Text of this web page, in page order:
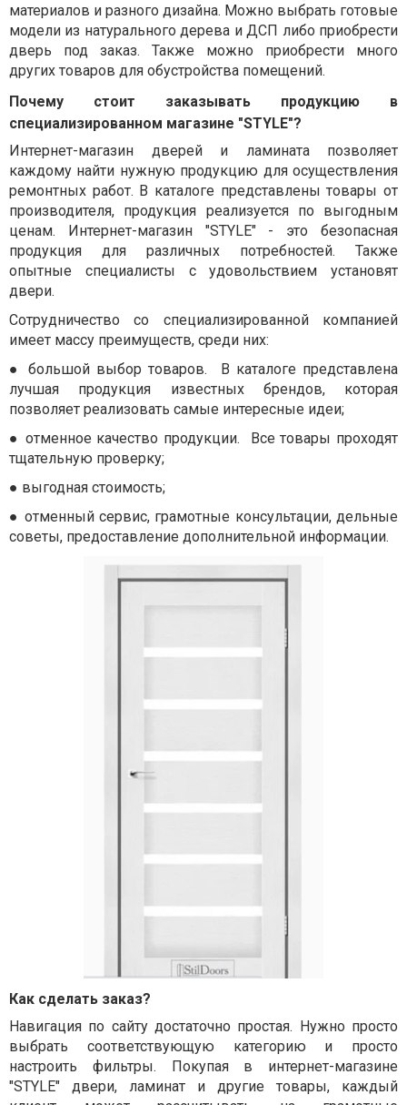
материалов и разного дизайна. Можно выбрать готовые
модели из натурального дерева и ДСП либо приобрести
дверь под заказ. Также можно приобрести много
других товаров для обустройства помещений.
Почему стоит заказывать продукцию в
специализированном магазине "STYLE"?
Интернет-магазин дверей и ламинатапозволяет
каждому найти нужную продукцию для осуществления
ремонтных работ. В каталоге представлены товары от
производителя, продукция реализуется по выгодным
ценам. Интернет-магазин "STYLE" - это безопасная
продукция для различных потребностей. Также
опытные специалисты с удовольствием установят
двери.
Сотрудничество со специализированной компанией
имеет массу преимуществ, среди них:
● большой выбор товаров. В каталоге представлена
лучшая продукция известных брендов, которая
позволяет реализовать самые интересные идеи;
● отменное качество продукции. Все товары проходят
тщательную проверку;
● выгодная стоимость;
● отменный сервис, грамотные консультации, дельные
советы, предоставление дополнительной информации.
Как сделать заказ?
Навигация по сайту достаточно простая. Нужно просто
выбрать соответствующую категорию и просто
настроить фильтры. Покупая в интернет-магазине
"STYLE" двери, ламинат и другие товары, каждый